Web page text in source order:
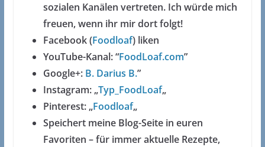
sozialen Kanälen vertreten. Ich würde mich
freuen, wenn ihr mir dort folgt!
Facebook (Foodloaf) liken
YouTube-Kanal: “FoodLoaf.com”
Google+: B. Darius B.”
Instagram: „Typ_FoodLoaf„
Pinterest: „Foodloaf„
Speichert meine Blog-Seite in euren
Favoriten – für immer aktuelle Rezepte,